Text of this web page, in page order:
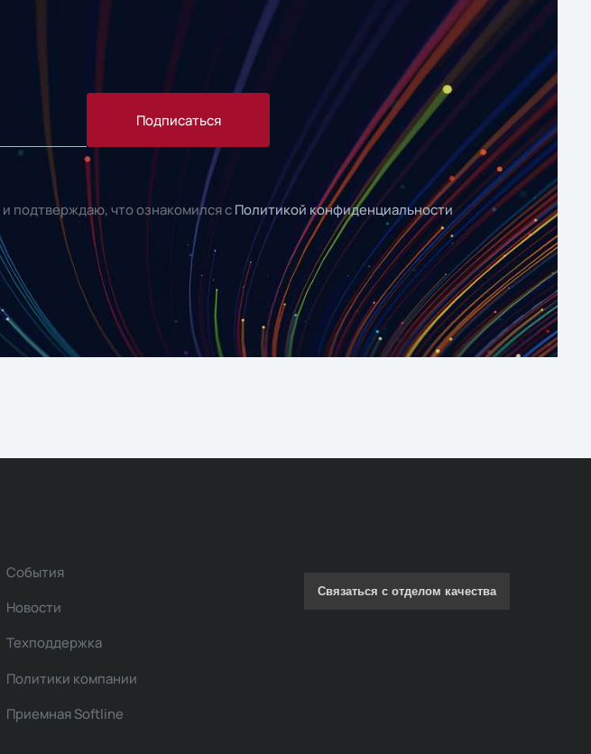
Подписаться
и подтверждаю, что ознакомился с Политикой конфиденциальности
События
Новости
Техподдержка
Политики компании
Приемная Softline
Связаться с отделом качества